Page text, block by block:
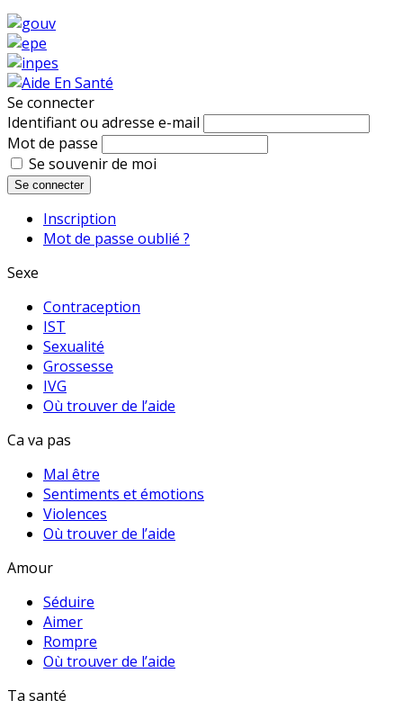
Se connecter
Identifiant ou adresse e-mail
Mot de passe
Se souvenir de moi
Se connecter
Inscription
Mot de passe oublié ?
Sexe
Contraception
IST
Sexualité
Grossesse
IVG
Où trouver de l’aide
Ca va pas
Mal être
Sentiments et émotions
Violences
Où trouver de l’aide
Amour
Séduire
Aimer
Rompre
Où trouver de l’aide
Ta santé